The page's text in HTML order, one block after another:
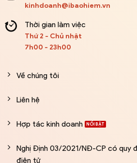
kinhdoanh@ibaohiem.vn
Thời gian làm việc
Thứ 2 - Chủ nhật
7h00 - 23h00
Về chúng tôi
Liên hệ
Hợp tác kinh doanh
Nghị Định 03/2021/NĐ-CP có quy
điện tử